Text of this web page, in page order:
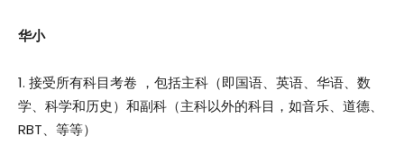
华小
1. 接受所有科目考卷 ，包括主科（即国语、英语、华语、数
学、科学和历史）和副科（主科以外的科目，如音乐、道德、
RBT、等等）